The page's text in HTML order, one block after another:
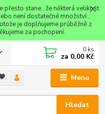
přesto stane , že některá velikost
není dostatečné množství ,
je doplňujeme průběžně z
za pochopení.
Menu
Hledat
0 ks
za 0,00 Kč